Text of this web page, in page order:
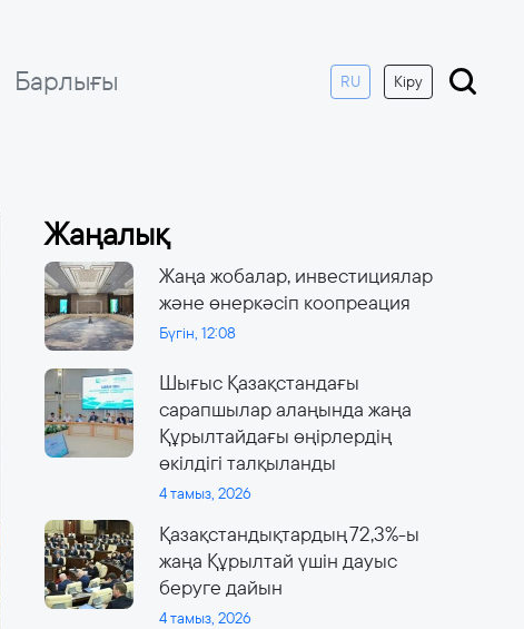
Барлығы RU Кіру
Жаңалық
Жаңа жобалар, инвестициялар
және өнеркәсіп коопреация
Бүгін, 12:08
Шығыс Қазақстандағы
сарапшылар алаңында жаңа
Құрылтайдағы өңірлердің
өкілдігі талқыланды
4 тамыз, 2026
Қазақстандықтардың 72,3%-ы
жаңа Құрылтай үшін дауыс
беруге дайын
4 тамыз, 2026